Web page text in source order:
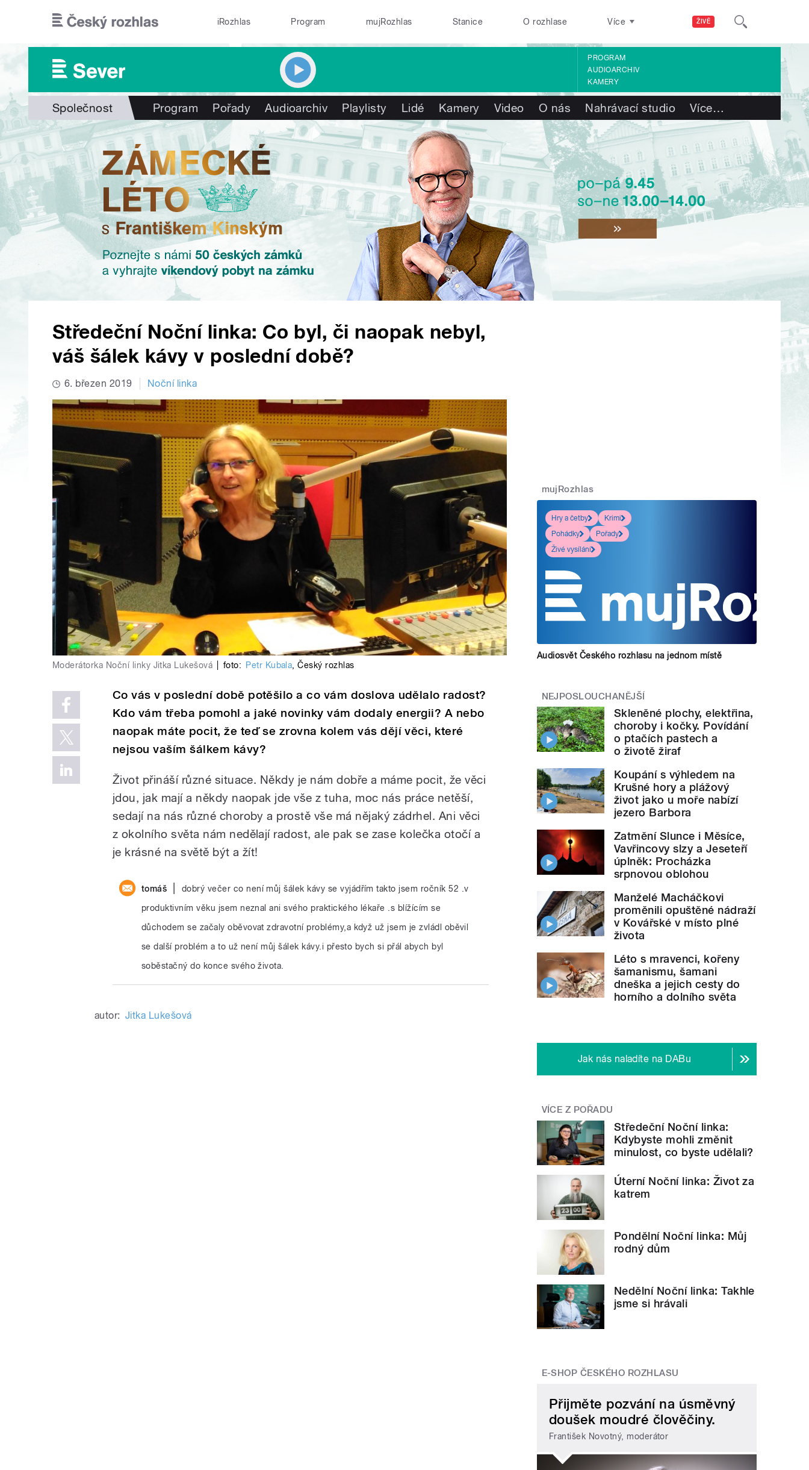
ŽIVĚ
iRozhlas Program mujRozhlas Stanice O rozhlase Více
PROGRAM
AUDIOARCHIV
KAMERY
Společnost Program Pořady Audioarchiv Playlisty Lidé Kamery Video O nás Nahrávací studio Více…
Středeční Noční linka: Co byl, či naopak nebyl,
váš šálek kávy v poslední době?
6. březen 2019 Noční linka
Moderátorka Noční linky Jitka Lukešová foto: Petr Kubala,Český rozhlas
Co vás v poslední době potěšilo a co vám doslova udělalo radost?
Kdo vám třeba pomohl a jaké novinky vám dodaly energii? A nebo
naopak máte pocit, že teď se zrovna kolem vás dějí věci, které
nejsou vaším šálkem kávy?
Život přináší různé situace. Někdy je nám dobře a máme pocit, že věci
jdou, jak mají a někdy naopak jde vše z tuha, moc nás práce netěší,
sedají na nás různé choroby a prostě vše má nějaký zádrhel. Ani věci
z okolního světa nám nedělají radost, ale pak se zase kolečka otočí a
je krásné na světě být a žít!
tomáš
dobrý večer co není můj šálek kávy se vyjádřím takto jsem ročník 52 .v
produktivním věku jsem neznal ani svého praktického lékaře .s blížícím se
důchodem se začaly oběvovat zdravotní problémy,a když už jsem je zvládl oběvil
se další problém a to už není můj šálek kávy.i přesto bych si přál abych byl
soběstačný do konce svého života.
autor: Jitka Lukešová
mujRozhlas
Hry a četby
Krimi
Pohádky
Pořady
Živé vysílání
Audiosvět Českého rozhlasu na jednom místě
NEJPOSLOUCHANĚJŠÍ
Skleněné plochy, elektřina,
choroby i kočky. Povídání
o ptačích pastech a
o životě žiraf
Koupání s výhledem na
Krušné hory a plážový
život jako u moře nabízí
jezero Barbora
Zatmění Slunce i Měsíce,
Vavřincovy slzy a Jeseteří
úplněk: Procházka
srpnovou oblohou
Manželé Macháčkovi
proměnili opuštěné nádraží
v Kovářské v místo plné
života
Léto s mravenci, kořeny
šamanismu, šamani
dneška a jejich cesty do
horního a dolního světa
Jak nás naladíte na DABu
VÍCE Z POŘADU
Středeční Noční linka:
Kdybyste mohli změnit
minulost, co byste udělali?
Úterní Noční linka: Život za
katrem
Pondělní Noční linka: Můj
rodný dům
Nedělní Noční linka: Takhle
jsme si hrávali
E-SHOP ČESKÉHO ROZHLASU
Přijměte pozvání na úsměvný
doušek moudré člověčiny.
František Novotný, moderátor